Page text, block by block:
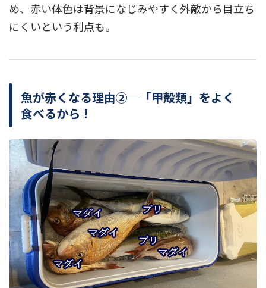
め、赤い体色は背景になじみやすく外敵から目立ち
にくいという利点も。
魚が赤くなる理由②─「甲殻類」をよく
食べるから！